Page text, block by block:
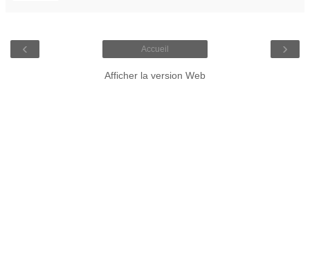
‹ ›
Accueil
Afficher la version Web